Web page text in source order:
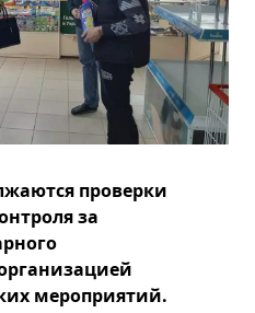
проверки
за
мероприятий.